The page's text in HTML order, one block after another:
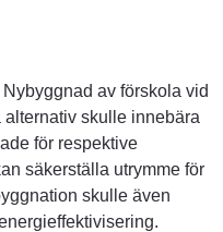
av förskola vid
skulle innebära
för respektive
säkerställa utrymme för
skulle även